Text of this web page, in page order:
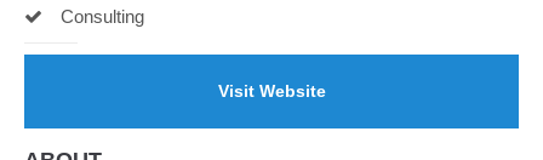
Consulting
Visit Website